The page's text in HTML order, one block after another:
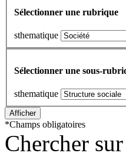
Sélectionner une rubrique
sthematique
Sélectionner une sous-
sthematique
*Champs obligatoires
Chercher